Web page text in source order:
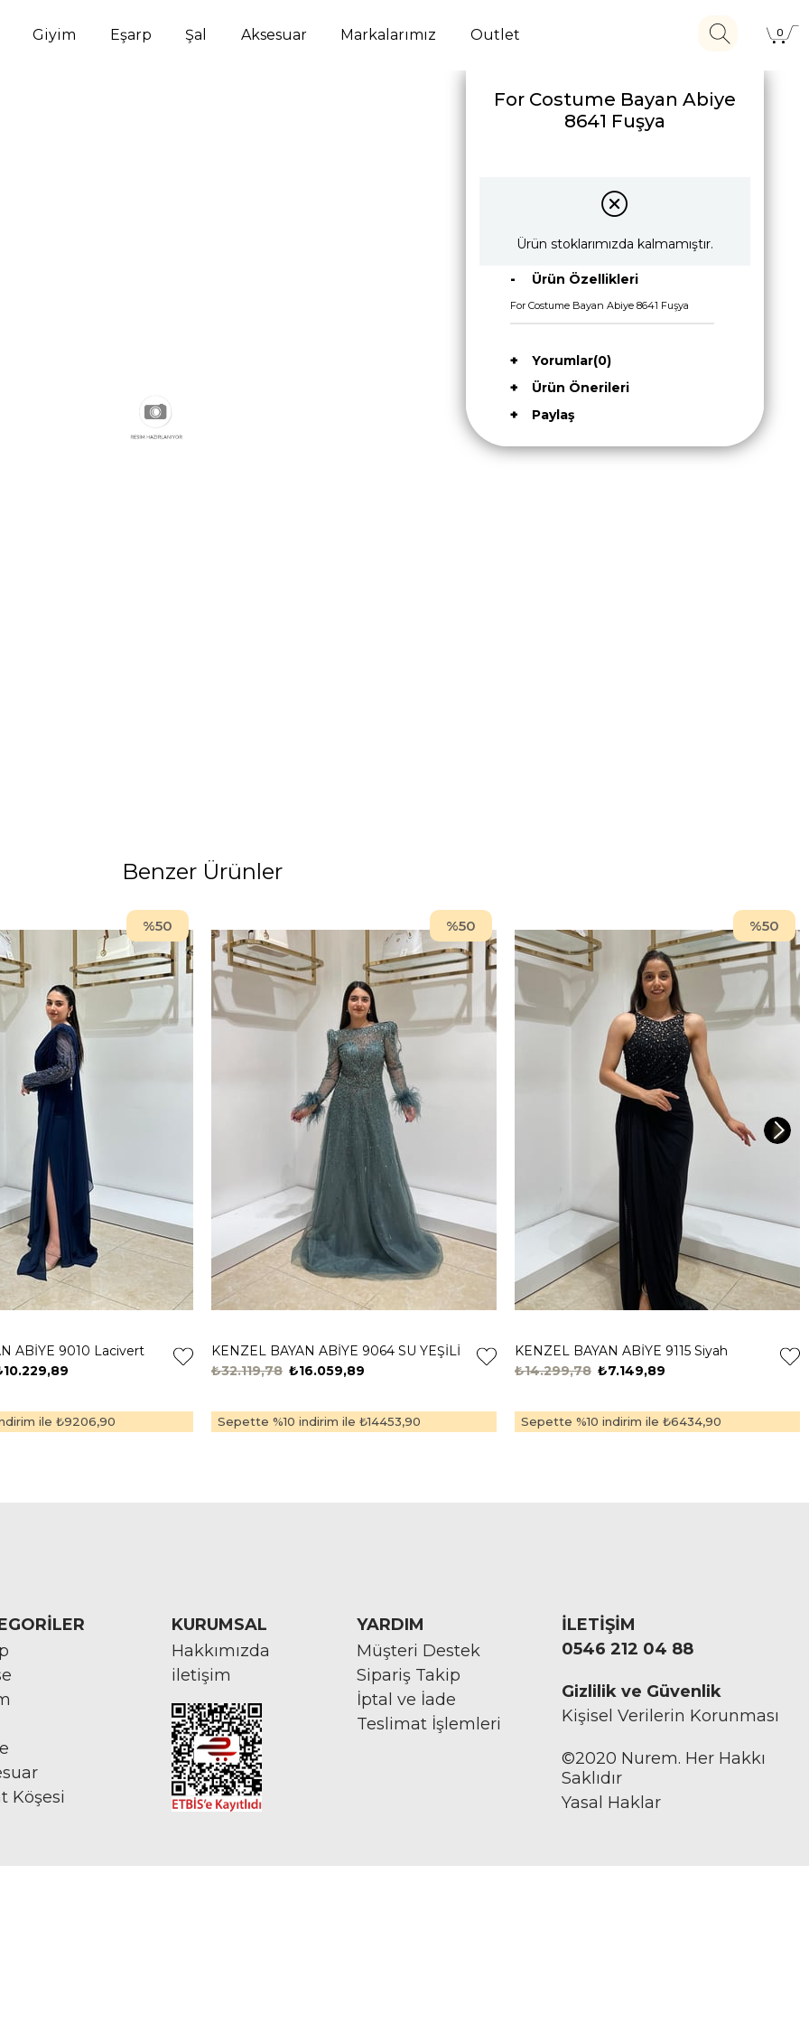
Giyim Eşarp Şal Aksesuar Markalarımız Outlet 0
For Costume Bayan Abiye
8641 Fuşya
Ürün stoklarımızda kalmamıştır.
Ürün Özellikleri
For Costume Bayan Abiye 8641 Fuşya
Yorumlar(0)
Ürün Önerileri
Paylaş
Benzer Ürünler
ABİYE 9010 Lacivert
ile ₺9206,90
%50
KENZEL BAYAN ABİYE 9064 SU YEŞİLİ
₺16.059,89
₺32.119,78
Sepette %10 indirim ile ₺14453,90
%50
KENZEL BAYAN ABİYE 9115 Siyah
₺7.149,89
₺14.299,78
Sepette %10 indirim ile ₺6434,90
%50
İLETİŞİM
0546 212 04 88
Gizlilik ve Güvenlik
Kişisel Verilerin Korunması
©2020 Nurem. Her Hakkı
Saklıdır
Yasal Haklar
Köşesi
KURUMSAL
Hakkımızda
iletişim
YARDIM
Müşteri Destek
Sipariş Takip
İptal ve İade
Teslimat İşlemleri